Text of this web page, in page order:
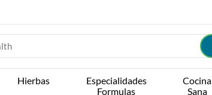
Hierbas
Especialidades
Formulas
Cocina
Sana